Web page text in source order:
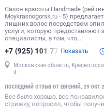
Салон красоты Handmade
Moykrasnogorsk.ru - 5)
лишних волос посредством
услуги, которую предоставляют
специалисты, в том, что…
+7 (925) 101 77 Показать
Московская область,
4
ПОСЛЕДНИЙ ОТЗЫВ ОТ ЕВГЕНИЙ, 29 ОКТ
Все было хорошо, все
стрижку, попросил, чтобы